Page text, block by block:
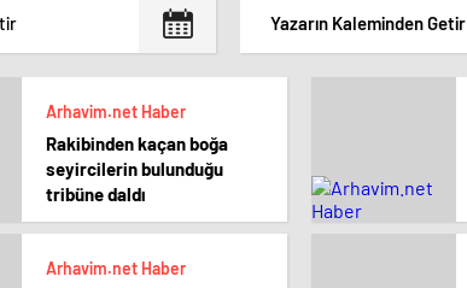
Yazarın Kaleminden Getir
Arhavim.net Haber
Rakibinden kaçan boğa
seyircilerin bulunduğu
tribüne daldı
Arhavim.net Haber